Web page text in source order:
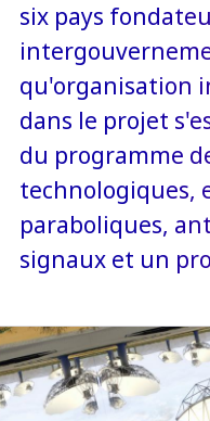
six pays
qu'organisation
dans le projet
du programme
technologiques,
paraboliques,
signaux et un